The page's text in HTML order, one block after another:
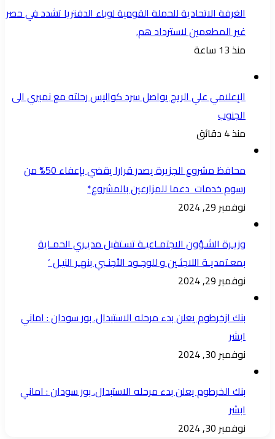
الغرفة الاتحادية للحملة القومية لوباء الدفتريا تشدد في حصر
غير المطعمين لاسترداد هم.
منذ 13 ساعة
الإعلامي علي الريح يواصل سرد كواليس رحلته مع نميري الى
الجنوب
منذ 4 دقائق
محافظ مشروع الجزيرة يصدر قرارا يقضي بإعفاء 50% من
رسوم خدمات دعما للمزارعين بالمشروع*
نوفمبر 29, 2024
وزيـرة الشـؤون الاجتمـاعيـة تسـتقبل مديـري الحمـاية
بمعـتمديـة اللاجئـين و للوجـود الأجنـبي بنهـر النيـل ‘
نوفمبر 29, 2024
بنك ازخرطوم يعلن بدء مرحله الاستبدال. بور سودان : اماني
ابشر
نوفمبر 30, 2024
بنك الخرطوم يعلن بدء مرحله الاستبدال. بور سودان : اماني
ابشر
نوفمبر 30, 2024